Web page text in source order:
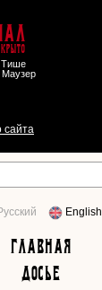
Тише
сайта
English
Главная
Досье